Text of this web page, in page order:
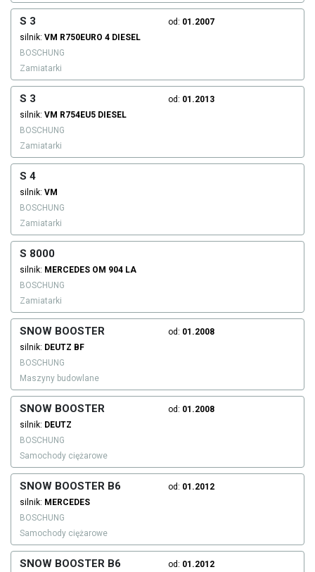
S 3 od: 01.2007
silnik: VM R750EURO 4 DIESEL
BOSCHUNG
Zamiatarki
S 3 od: 01.2013
silnik: VM R754EU5 DIESEL
BOSCHUNG
Zamiatarki
S 4
silnik: VM
BOSCHUNG
Zamiatarki
S 8000
silnik: MERCEDES OM 904 LA
BOSCHUNG
Zamiatarki
SNOW BOOSTER od: 01.2008
silnik: DEUTZ BF
BOSCHUNG
Maszyny budowlane
SNOW BOOSTER od: 01.2008
silnik: DEUTZ
BOSCHUNG
Samochody ciężarowe
SNOW BOOSTER B6 od: 01.2012
silnik: MERCEDES
BOSCHUNG
Samochody ciężarowe
SNOW BOOSTER B6 od: 01.2012